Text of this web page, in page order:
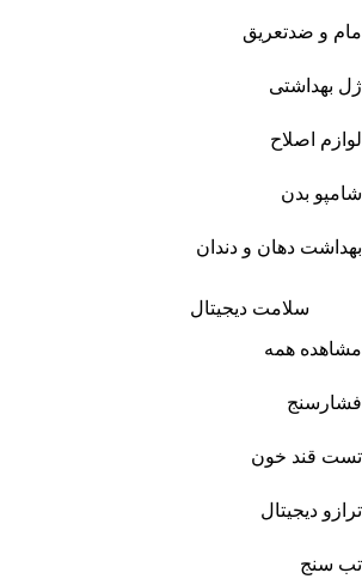
مام و ضدتعریق
ژل بهداشتی
لوازم اصلاح
شامپو بدن
بهداشت دهان و دندان
سلامت دیجیتال
مشاهده همه
فشارسنج
تست قند خون
ترازو دیجیتال
تب سنج